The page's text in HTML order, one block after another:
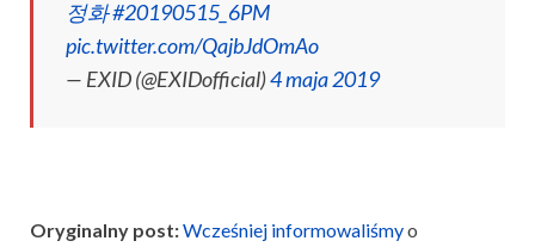
정화#20190515_6PM
pic.twitter.com/QajbJdOmAo
— EXID (@EXIDofficial)4 maja 2019
Oryginalny post:Wcześniej informowaliśmyo